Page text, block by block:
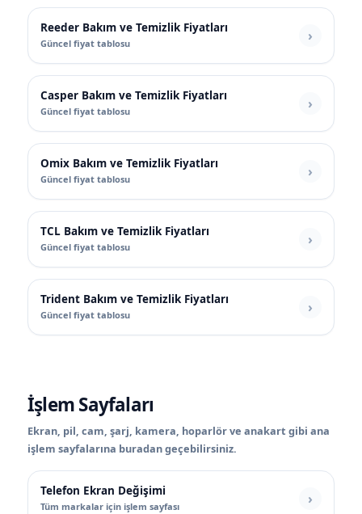
Reeder Bakım ve Temizlik Fiyatları
Güncel fiyat tablosu
Casper Bakım ve Temizlik Fiyatları
Güncel fiyat tablosu
Omix Bakım ve Temizlik Fiyatları
Güncel fiyat tablosu
TCL Bakım ve Temizlik Fiyatları
Güncel fiyat tablosu
Trident Bakım ve Temizlik Fiyatları
Güncel fiyat tablosu
İşlem Sayfaları
Ekran, pil, cam, şarj, kamera, hoparlör ve anakart gibi ana
işlem sayfalarına buradan geçebilirsiniz.
Telefon Ekran Değişimi
Tüm markalar için işlem sayfası